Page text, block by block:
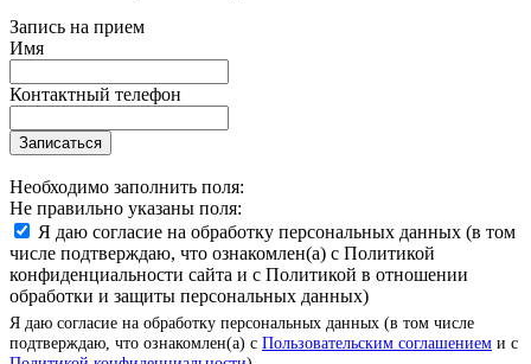
Запись на прием
Имя
Контактный телефон
Записаться
Необходимо заполнить поля:
Не правильно указаны поля:
Я даю согласие на обработку персональных данных (в том
числе подтверждаю, что ознакомлен(а) с Политикой
конфиденциальности сайта и с Политикой в отношении
обработки и защиты персональных данных)
Я даю согласие на обработку персональных данных (в том числе
подтверждаю, что ознакомлен(а) с Пользовательским соглашением и с